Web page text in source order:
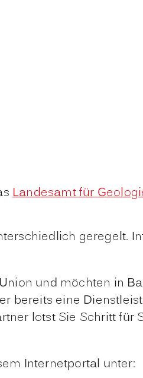
Landesamt für
geregelt.
und möchten in
bereits eine
lotst Sie Schritt für
Internetportal unter: